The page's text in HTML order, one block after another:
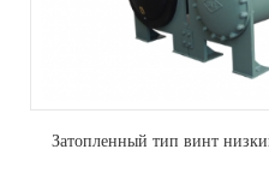
Винт винта с водяным